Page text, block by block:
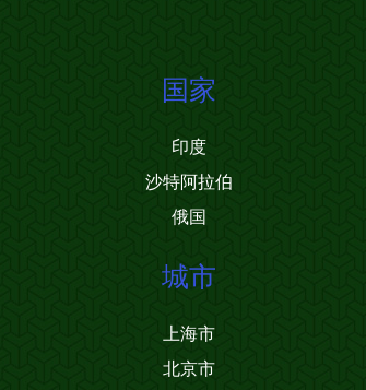
国家
印度
沙特阿拉伯
俄国
城市
上海市
北京市